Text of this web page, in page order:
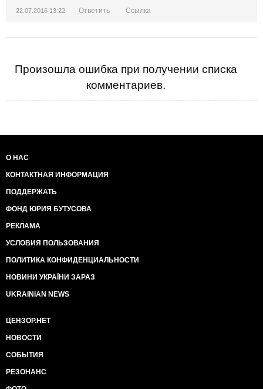
22.07.2016 13:22 Ответить Ссылка
Произошла ошибка при получении списка
комментариев.
О НАС
КОНТАКТНАЯ ИНФОРМАЦИЯ
ПОДДЕРЖАТЬ
ФОНД ЮРИЯ БУТУСОВА
РЕКЛАМА
УСЛОВИЯ ПОЛЬЗОВАНИЯ
ПОЛИТИКА КОНФИДЕНЦИАЛЬНОСТИ
НОВИНИ УКРАЇНИ ЗАРАЗ
UKRAINIAN NEWS
ЦЕНЗОР.НЕТ
НОВОСТИ
СОБЫТИЯ
РЕЗОНАНС